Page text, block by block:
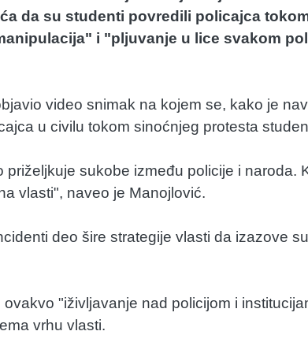
da su studenti povredili policajca
i "pljuvanje u lice svakom
video snimak na kojem se, kako je
u civilu tokom sinoćnjeg protesta
priželjkuje sukobe između policije i naroda.
vlasti", naveo je Manojlović.
deo šire strategije vlasti da izazove
"iživljavanje nad policijom i
vrhu vlasti.